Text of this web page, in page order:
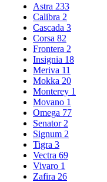
Astra 233
Calibra 2
Cascada 3
Corsa 82
Frontera 2
Insignia 18
Meriva 11
Mokka 20
Monterey 1
Movano 1
Omega 77
Senator 2
Signum 2
Tigra 3
Vectra 69
Vivaro 1
Zafira 26